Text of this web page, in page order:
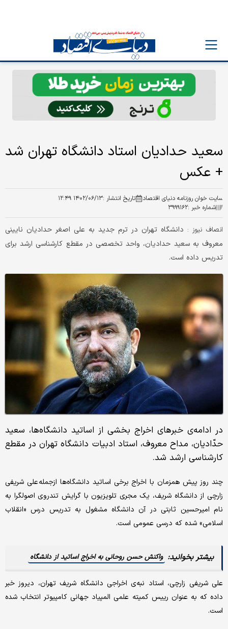
سعید حدادیان استاد دانشگاه تهران شد
+ عکس
سایت خوان روزنامه دنیای اقتصاد تاریخ انتشار :۱۴۰۲/۰۶/۱۳ ۱۲:۴۹
شماره خبر :۳۹۹۹۱۶۲
انصاف نیوز : دانشگاه تهران در ترم جدید به علی اصغر حدادیان نایینی
معروف به سعید حدادیان، واحد تخصصی در مقطع کارشناسی ارشد برای
تدریس داده است.
در ادامه‌ی خبرهای اخراج بخشی از اساتید دانشگاه‌ها، سعید
حدّادیان، مداح معروف، استاد ادبیات دانشگاه تهران در مقطع
کارشناسی ارشد شد.
چند روز پیش همزمان با اخراج برخی اساتید دانشگاه‌ها ازجمله علی شریفی
زارچی از دانشگاه شریف، یک مجری تلویزیون با گرایش تندروی اصولگرا به
نام امیرحسین ثابتی در آن دانشگاه مشغول به تدریس درس «انقلاب
اسلامی» شده که درسی عمومی است.
واکنش حسن روحانی به اخراج اساتید از دانشگاه
علی شریفی زارچی، استاد نبه‌ی اخراجی دانشگاه شریف تهران، دیروز خبر
داده که به عنوان رییس کمیته علمی المپیاد جهانی کامپیوتر انتخاب شده
است.